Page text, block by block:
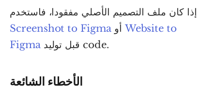
إذا كان ملف التصميم الأصلي مفقودا، فاستخدم
Screenshot to Figma
Website to
Figma
قبل توليد code.
الأخطاء الشائعة